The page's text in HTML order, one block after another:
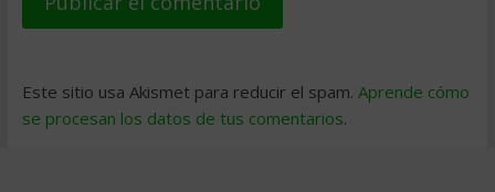
Este sitio usa Akismet para reducir el spam. Aprende cómo
se procesan los datos de tus comentarios.